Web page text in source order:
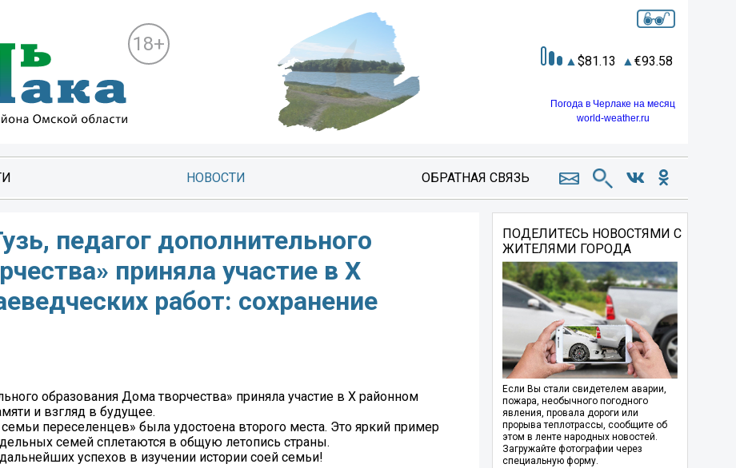
18+
81.13 93.58
Погода в Черлаке на месяц
world-weather.ru
НОВОСТИ ОБРАТНАЯ СВЯЗЬ
педагог дополнительного
приняла участие в X
работ: сохранение
образования Дома творчества» приняла участие в X районном
и взгляд в будущее.
переселенцев» была удостоена второго места. Это яркий пример
семей сплетаются в общую летопись страны.
успехов в изучении истории соей семьи!
ПОДЕЛИТЕСЬ НОВОСТЯМИ С
ЖИТЕЛЯМИ ГОРОДА
Если Вы стали свидетелем аварии,
пожара, необычного погодного
явления, провала дороги или
прорыва теплотрассы, сообщите об
этом в ленте народных новостей.
Загружайте фотографии через
специальную форму.